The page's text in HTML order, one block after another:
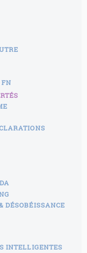
DÉSOBÉISSANCE
INTELLIGENTES